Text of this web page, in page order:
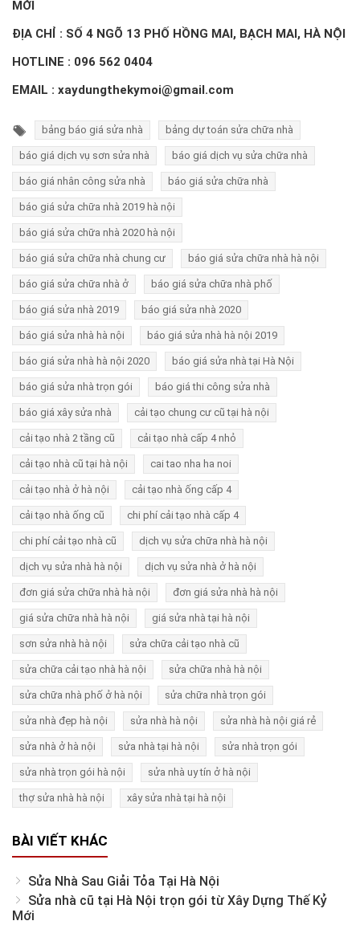
MỚI
ĐỊA CHỈ : SỐ 4 NGÕ 13 PHỐ HỒNG MAI, BẠCH MAI, HÀ NỘI
HOTLINE : 096 562 0404
EMAIL : xaydungthekymoi@gmail.com
bảng báo giá sửa nhà bảng dự toán sửa chữa nhà
báo giá dịch vụ sơn sửa nhà báo giá dịch vụ sửa chữa nhà
báo giá nhân công sửa nhà báo giá sửa chữa nhà
báo giá sửa chữa nhà 2019 hà nội
báo giá sửa chữa nhà 2020 hà nội
báo giá sửa chữa nhà chung cư báo giá sửa chữa nhà hà nội
báo giá sửa chữa nhà ở báo giá sửa chữa nhà phố
báo giá sửa nhà 2019 báo giá sửa nhà 2020
báo giá sửa nhà hà nội báo giá sửa nhà hà nội 2019
báo giá sửa nhà hà nội 2020 báo giá sửa nhà tại Hà Nội
báo giá sửa nhà trọn gói báo giá thi công sửa nhà
báo giá xây sửa nhà cải tạo chung cư cũ tại hà nội
cải tạo nhà 2 tầng cũ cải tạo nhà cấp 4 nhỏ
cải tạo nhà cũ tại hà nội cai tao nha ha noi
cải tạo nhà ở hà nội cải tạo nhà ống cấp 4
cải tạo nhà ống cũ chi phí cải tạo nhà cấp 4
chi phí cải tạo nhà cũ dịch vụ sửa chữa nhà hà nội
dịch vụ sửa nhà hà nội dịch vụ sửa nhà ở hà nội
đơn giá sửa chữa nhà hà nội đơn giá sửa nhà hà nội
giá sửa chữa nhà hà nội giá sửa nhà tại hà nội
sơn sửa nhà hà nội sửa chữa cải tạo nhà cũ
sửa chữa cải tạo nhà hà nội sửa chữa nhà hà nội
sửa chữa nhà phố ở hà nội sửa chữa nhà trọn gói
sửa nhà đẹp hà nội sửa nhà hà nội sửa nhà hà nội giá rẻ
sửa nhà ở hà nội sửa nhà tại hà nội sửa nhà trọn gói
sửa nhà trọn gói hà nội sửa nhà uy tín ở hà nội
thợ sửa nhà hà nội xây sửa nhà tại hà nội
BÀI VIẾT KHÁC
Sửa Nhà Sau Giải Tỏa Tại Hà Nội
Sửa nhà cũ tại Hà Nội trọn gói từ Xây Dựng Thế Kỷ
Mới